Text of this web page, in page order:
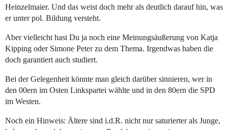
Heinzelmaier. Und das weist doch mehr als deutlich darauf hin, was
er unter pol. Bildung versteht.
Aber vielleicht hast Du ja noch eine Meinungsäußerung von Katja
Kipping oder Simone Peter zu dem Thema. Irgendwas haben die
doch garantiert auch studiert.
Bei der Gelegenheit könnte man gleich darüber sinnieren, wer in
den 00ern im Osten Linkspartei wählte und in den 80ern die SPD
im Westen.
Noch ein Hinweis: Ältere sind i.d.R. nicht nur saturierter als Junge,